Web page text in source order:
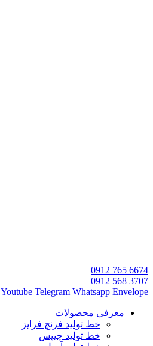
6674 765 0912
3707 568 0912
Youtube Telegram Whatsapp Envelope
معرفی محصولات
خط تولید فرنچ فرایز
خط تولید چیپس